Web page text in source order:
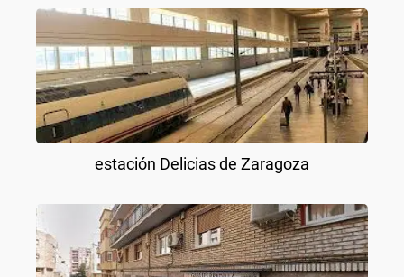
estación Delicias de Zaragoza